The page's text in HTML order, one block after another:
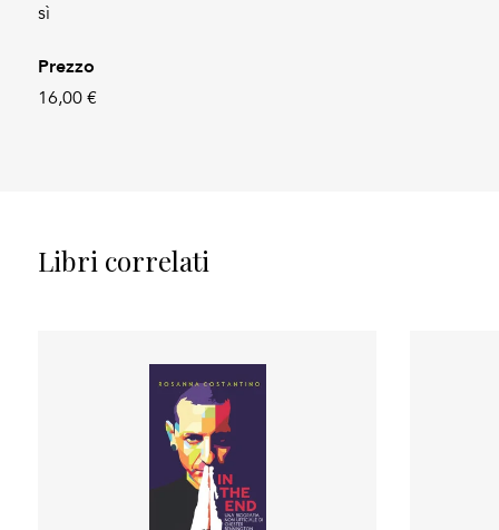
sì
Prezzo
16,00 €
Libri correlati